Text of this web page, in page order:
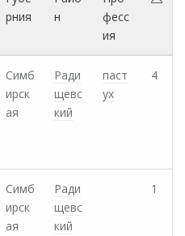
рния
н
фесс
ия
Симб
ирск
ая
Ради
щевс
кий
паст
ух
4
Симб
ирск
ая
Ради
щевс
кий
1